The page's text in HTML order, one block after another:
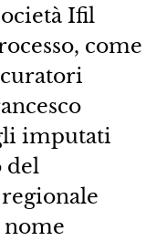
Ifil
come
imputati
del